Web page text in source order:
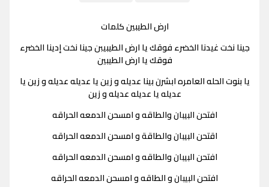
ارض الطيبين كلمات
جينا نخت غيدنا الخضرء فوقك يا ارض الطيبيبن جينا نخت إدينا الخضرء
فوقك يا ارض الطيبين
يا بنوت الحله العامره ابشرن بينا عديله و زين يا عديله عديله و زين يا
عديله يا عديله عديله و زين
افتحن البيبان والطاقه و امسحن الدمعه الحراقه
اقتحن البيبان والطاقة و امسحن الدمعه الحراقه
افتحن البيبان والطاقه و امسحن الدمعه الحراقه
افتحن البيبان و الطاقه و امسحن الدمعه الحراقه